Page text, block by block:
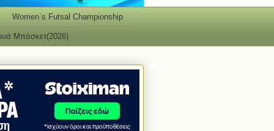
Women΄s Futsal Championship
Μπάσκετ(2026)